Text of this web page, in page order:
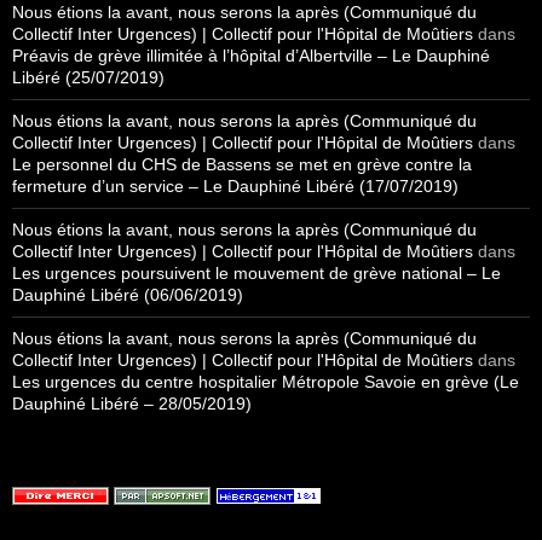
Nous étions la avant, nous serons la après (Communiqué du
Collectif Inter Urgences) | Collectif pour l'Hôpital de Moûtiers dans
Préavis de grève illimitée à l’hôpital d’Albertville – Le Dauphiné
Libéré (25/07/2019)
Nous étions la avant, nous serons la après (Communiqué du
Collectif Inter Urgences) | Collectif pour l'Hôpital de Moûtiers dans
Le personnel du CHS de Bassens se met en grève contre la
fermeture d’un service – Le Dauphiné Libéré (17/07/2019)
Nous étions la avant, nous serons la après (Communiqué du
Collectif Inter Urgences) | Collectif pour l'Hôpital de Moûtiers dans
Les urgences poursuivent le mouvement de grève national – Le
Dauphiné Libéré (06/06/2019)
Nous étions la avant, nous serons la après (Communiqué du
Collectif Inter Urgences) | Collectif pour l'Hôpital de Moûtiers dans
Les urgences du centre hospitalier Métropole Savoie en grève (Le
Dauphiné Libéré – 28/05/2019)